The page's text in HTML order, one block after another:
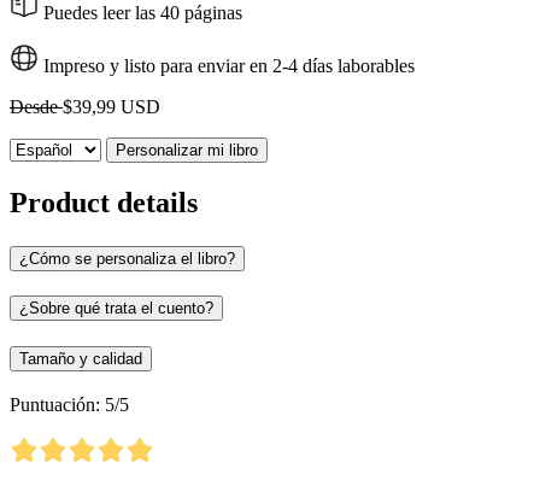
Puedes leer las 40 páginas
Impreso y listo para enviar en 2-4 días laborables
Desde$39,99 USD
Personalizar mi libro
Product details
¿Cómo se personaliza el libro?
¿Sobre qué trata el cuento?
Tamaño y calidad
Puntuación: 5/5